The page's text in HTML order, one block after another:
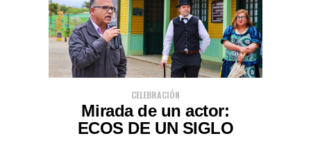
CELEBRACIÓN
Mirada de un actor:
ECOS DE UN SIGLO